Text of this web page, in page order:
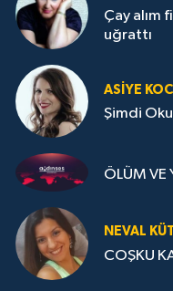
Çay alım
uğrattı
ASIYE
Şimdi
ÖLÜM VE
NEVAL
COŞKU